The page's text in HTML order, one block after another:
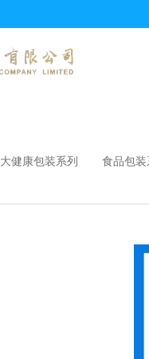
大健康包装系列 食品包装